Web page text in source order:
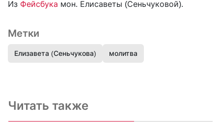
Из Фейсбука мон. Елисаветы (Сеньчуковой).
Метки
Елизавета (Сеньчукова) молитва
Читать также